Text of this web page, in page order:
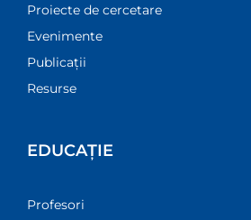
Proiecte de cercetare
Evenimente
Publicații
Resurse
EDUCAȚIE
Profesori